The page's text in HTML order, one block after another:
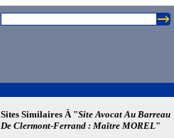
Sites Similaires À "Site Avocat Au Barreau
De Clermont-Ferrand : Maître MOREL"